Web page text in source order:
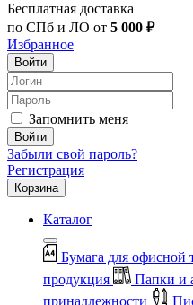
Бесплатная доставка
по СПб и ЛО от 5 000 ₽
Избранное
Войти
Запомнить меня
Войти
Забыли свой пароль?
Регистрация
Корзина
Каталог
Бумага для офисной
продукция
Папки и
принадлежности